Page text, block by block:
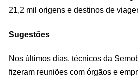
21,2 mil origens e destinos de
Sugestões
Nos últimos dias, técnicos da
fizeram reuniões com órgãos e